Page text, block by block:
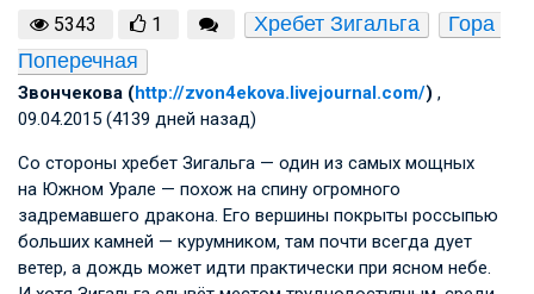
5343 1 Хребет Зигальга
Гора
Поперечная
Звончекова (http://zvon4ekova.livejournal.com/) ,
09.04.2015 (4139 дней назад)
Со стороны хребет Зигальга — один из самых мощных
на Южном Урале — похож на спину огромного
задремавшего дракона. Его вершины покрыты россыпью
больших камней — курумником, там почти всегда дует
ветер, а дождь может идти практически при ясном небе.